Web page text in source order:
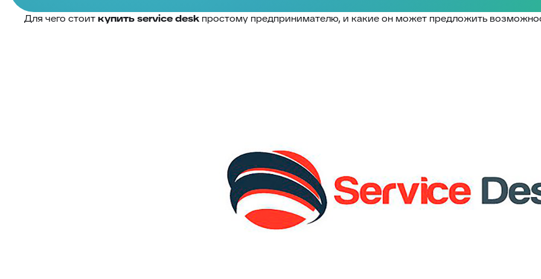
Для чего стоиткупитьservice desk простому предпринимателю, и какие он может предложить